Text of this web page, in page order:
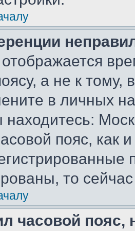
а не к тому,
в личных
находитесь:
пояс, как
то
часовой пояс,